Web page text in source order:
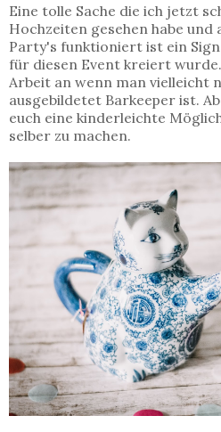
Eine tolle Sache die ich jetzt
Hochzeiten gesehen habe
Party's funktioniert ist ein
für diesen Event kreiert
Arbeit an wenn man vielleicht
ausgebildetet Barkeeper ist.
euch eine kinderleichte
selber zu machen.